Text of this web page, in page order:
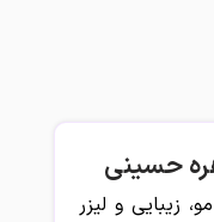
حسینی
زیبایی و لیزر